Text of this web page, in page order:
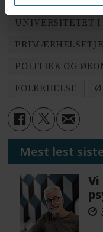
UNIVERSITETET
POLITIKK OG
FOLKEHELSE
Mest lest